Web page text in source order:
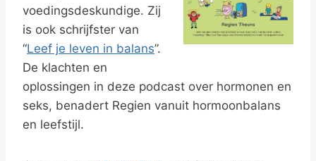
voedingsdeskundige. Zij
is ook schrijfster van
“Leef je leven in balans”.
De klachten en
oplossingen in deze podcast over hormonen en
seks, benadert Regien vanuit hormoonbalans
en leefstijl.